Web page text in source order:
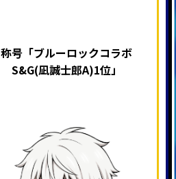
称号「ブルーロックコラボ
S&G(凪誠士郎A)1位」